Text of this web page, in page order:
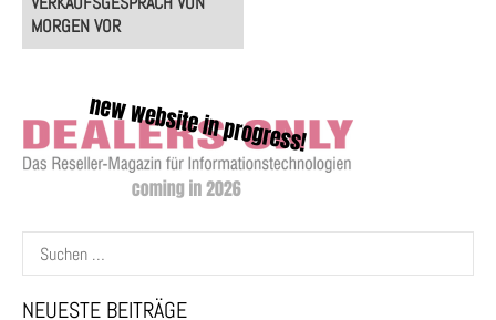
MORGEN VOR
Suchen
nach:
NEUESTE BEITRÄGE